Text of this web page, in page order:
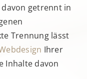
davon getrennt in
Trennung lässt
Ihrer
Inhalte davon